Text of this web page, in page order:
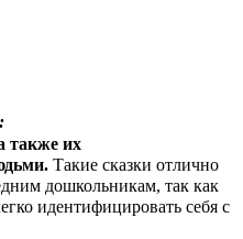
также их
Такие сказки отлично
дошкольникам, так как
идентифицировать себя с